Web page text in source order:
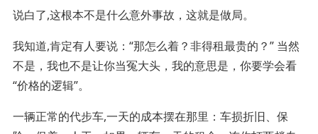
说白了,这根本不是什么意外事故，这就是做局。
我知道,肯定有人要说：“那怎么着？非得租最贵的？” 当然
不是，我也不是让你当冤大头，我的意思是，你要学会看
“价格的逻辑”。
一辆正常的代步车,一天的成本摆在那里：车损折旧、保